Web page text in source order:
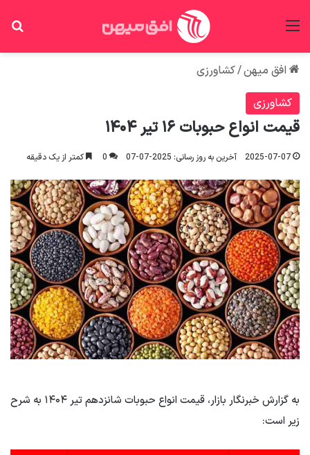
افق میهن/کشاورزی
کشاورزی
قیمت انواع حبوبات ۱۶ تیر ۱۴۰۴
2025-07-07 آخرین به روز رسانی: 2025-07-07 0 کمتر از یک دقیقه
به گزارش خبرنگار بازار، قیمت انواع حبوبات شانزدهم تیر ۱۴۰۴ به شرح
زیر است: